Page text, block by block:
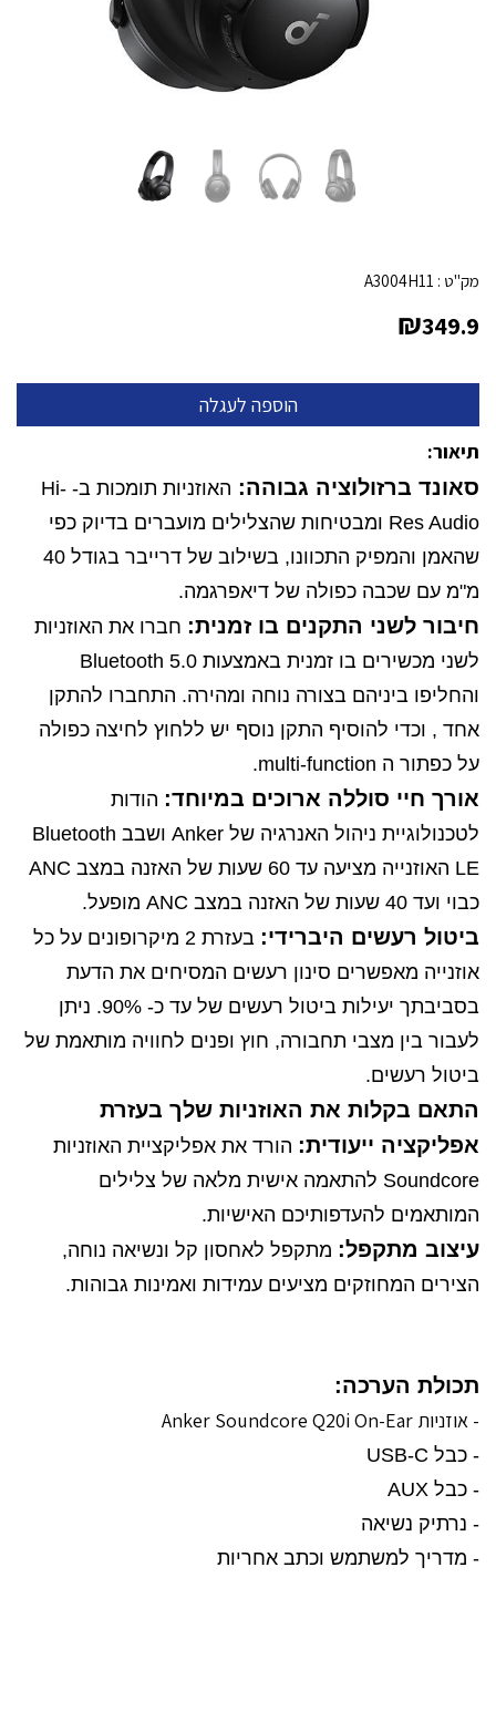
מק"ט : A3004H11
₪349.9
תיאור:
סאונד ברזולוציה גבוהה:
האוזניות תומכות ב- Hi-
Res Audio ומבטיחות שהצלילים מועברים בדיוק כפי
שהאמן והמפיק התכוונו, בשילוב של דרייבר בגודל 40
מ"מ עם שכבה כפולה של דיאפרגמה.
חיבור לשני התקנים בו זמנית: חברו את האוזניות
לשני מכשירים בו זמנית באמצעות Bluetooth 5.0
והחליפו ביניהם בצורה נוחה ומהירה. התחברו להתקן
אחד , וכדי להוסיף התקן נוסף יש ללחוץ לחיצה כפולה
על כפתור ה multi-function.
אורך חיי סוללה ארוכים במיוחד: הודות
לטכנולוגיית ניהול האנרגיה של Anker ושבב Bluetooth
LE האוזנייה מציעה עד 60 שעות של האזנה במצב ANC
כבוי ועד 40 שעות של האזנה במצב ANC מופעל.
ביטול רעשים היברידי:
בעזרת 2 מיקרופונים על כל
אוזנייה מאפשרים סינון רעשים המסיחים את הדעת
בסביבתך יעילות ביטול רעשים של עד כ- 90%. ניתן
לעבור בין מצבי תחבורה, חוץ ופנים לחוויה מותאמת של
ביטול רעשים.
התאם בקלות את האוזניות שלך בעזרת
אפליקציה ייעודית: הורד את אפליקציית האוזניות
Soundcore להתאמה אישית מלאה של צלילים
המותאמים להעדפותיכם האישיות.
עיצוב מתקפל: מתקפל לאחסון קל ונשיאה נוחה,
הצירים המחוזקים מציעים עמידות ואמינות גבוהות.
תכולת הערכה:
- אוזניות Anker Soundcore Q20i On-Ear
- כבל USB-C
- כבל AUX
- נרתיק נשיאה
- מדריך למשתמש וכתב אחריות